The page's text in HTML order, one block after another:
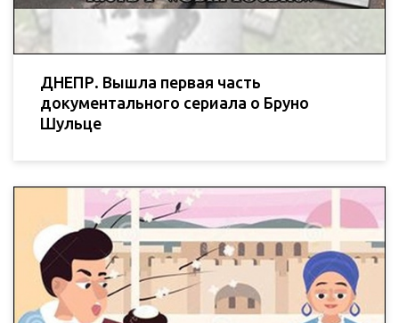
ДНЕПР. Вышла первая часть
документального сериала о Бруно
Шульце